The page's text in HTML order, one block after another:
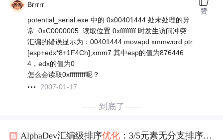
Brrrrr
potential_serial.exe 中的 0x00401444 处未处理的异
常: 0xC0000005: 读取位置 0xffffffff 时发生访问冲突
汇编的错误显示为：00401444 movapd xmmword ptr
[esp+edx*8+1F4Ch],xmm7 其中esp的值为876446
4，edx的值为0
怎么会读取0xffffffff呢？
2007-01-17
赞
——到底了——
AlphaDev汇编级排序优化 ：3/5元素无分支排序实战